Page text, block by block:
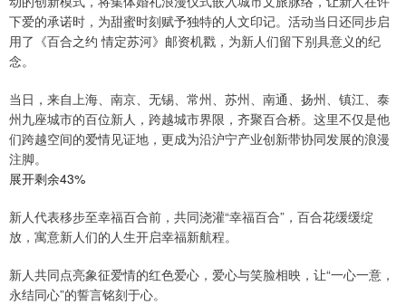
下爱的承诺时，为甜蜜时刻赋予独特的人文印记。活动当日还同步启
用了《百合之约 情定苏河》邮资机戳，为新人们留下别具意义的纪
念。
当日，来自上海、南京、无锡、常州、苏州、南通、扬州、镇江、泰
州九座城市的百位新人，跨越城市界限，齐聚百合桥。这里不仅是他
们跨越空间的爱情见证地，更成为沿沪宁产业创新带协同发展的浪漫
注脚。
展开剩余43%
新人代表移步至幸福百合前，共同浇灌“幸福百合”，百合花缓缓绽
放，寓意新人们的人生开启幸福新航程。
新人共同点亮象征爱情的红色爱心，爱心与笑脸相映，让“一心一意，
永结同心”的誓言铭刻于心。